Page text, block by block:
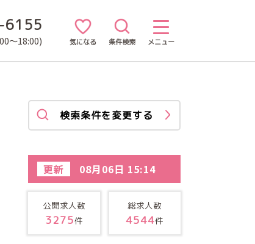
～18:00) 気になる 条件検索 メニュー
検索条件を変更する
更新 08月06日 15:14
公開求人数
3275件
総求人数
4544件